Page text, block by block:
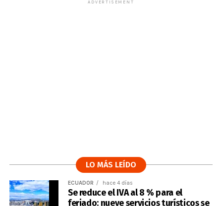
ADVERTISEMENT
LO MÁS LEÍDO
ECUADOR hace 4 días
Se reduce el IVA al 8 % para el
feriado: nueve servicios turísticos se